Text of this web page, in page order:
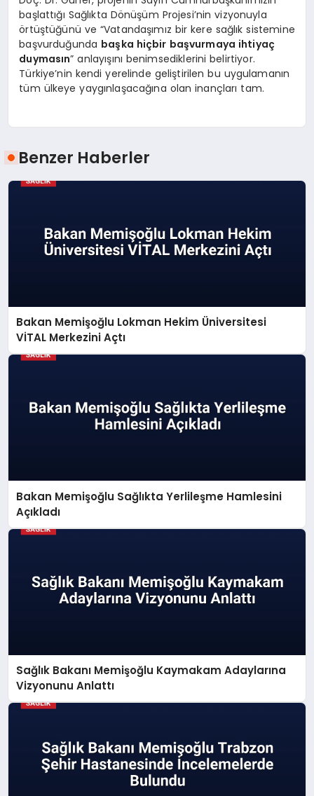
başlattığı Sağlıkta Dönüşüm Projesi’nin vizyonuyla
örtüştüğünü ve “Vatandaşımız bir kere sağlık sistemine
başvurduğunda başka hiçbir başvurmaya ihtiyaç
duymasın” anlayışını benimsediklerini belirtiyor.
Türkiye’nin kendi yerelinde geliştirilen bu uygulamanın
tüm ülkeye yaygınlaşacağına olan inançları tam.
Benzer Haberler
Bakan Memişoğlu Lokman Hekim Üniversitesi
VİTAL Merkezini Açtı
Bakan Memişoğlu Sağlıkta Yerlileşme Hamlesini
Açıkladı
Sağlık Bakanı Memişoğlu Kaymakam Adaylarına
Vizyonunu Anlattı